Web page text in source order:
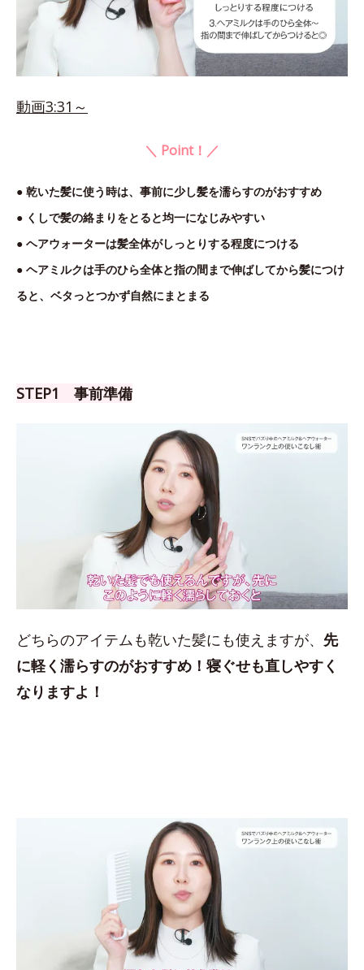
動画3:31～
＼ Point！／
● 乾いた髪に使う時は、事前に少し髪を濡らすのがおすすめ
● くしで髪の絡まりをとると均一になじみやすい
● ヘアウォーターは髪全体がしっとりする程度につける
● ヘアミルクは手のひら全体と指の間まで伸ばしてから髪につけ
ると、ベタっとつかず自然にまとまる
STEP1 事前準備
どちらのアイテムも乾いた髪にも使えますが、 先
に軽く濡らすのがおすすめ！寝ぐせも直しやすく
なりますよ！